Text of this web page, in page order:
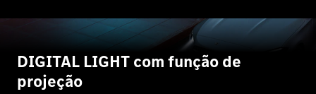
Configurador
Test drive
Showroom
Online
Hatchback
DIGITAL LIGHT com função de
projeção